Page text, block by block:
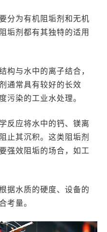
分为有机阻垢剂和无机
垢剂都有其独特的适用
构与水中的离子结合，
通常具有较好的长效
污染的工业水处理。
反应将水中的钙、镁离
止其沉积。这类阻垢剂
强效阻垢的场合，如工
据水质的硬度、设备的
考量。